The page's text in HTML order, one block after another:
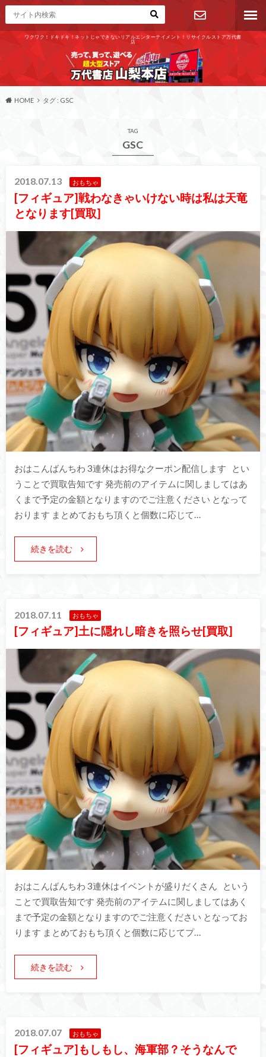
ワクワク！ドキドキ！ネットじゃできないリアルエンターテイメント！リサイクルストア万代書
店
お問い合わ
せ
HOME タグ : GSC
TAG
GSC
2018.07.13 おもちゃ
[フィギュア]戦わなきゃいけない時は私は天竜
となります[買取]
おはこんばんちわ 3連休はお得なクーポン配信します とい
うことで買取告知です 発売前のアイテムに関しましてはあ
くまで予定の金額となりますのでご注意ください となって
おります まとめておもち頂くと個数に応じて…
続きを読む
2018.07.11 おもちゃ
[フィギュア]土に隠れし暗きを照らせ[買取]
おはこんばんちわ 3連休はイベントが盛りだくさん という
ことで買取告知です 発売前のアイテムに関しましてはあく
まで予定の金額となりますのでご注意ください となってお
ります まとめておもち頂くと個数に応じてプ…
続きを読む
2018.07.07 おもちゃ
[フィギュア]もしもし、海軍部？そうなんで